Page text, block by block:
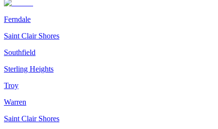
Ferndale
Saint Clair Shores
Southfield
Sterling Heights
Troy
Warren
Saint Clair Shores